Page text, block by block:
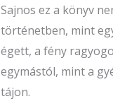
Sajnos ez a könyv
történetben, mint
égett, a fény
egymástól, mint a
tájon.